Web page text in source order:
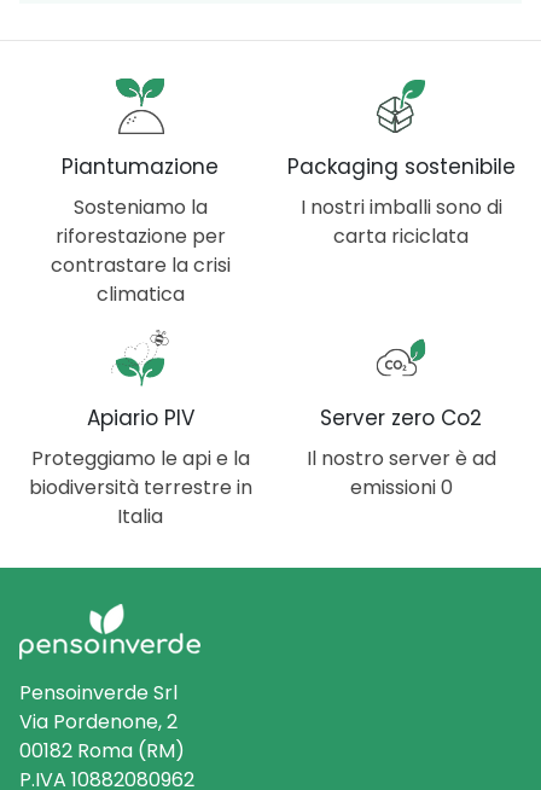
Piantumazione
Sosteniamo la
riforestazione per
contrastare la crisi
climatica
Packaging sostenibile
I nostri imballi sono di
carta riciclata
Apiario PIV
Proteggiamo le api e la
biodiversità terrestre in
Italia
Server zero Co2
Il nostro server è ad
emissioni 0
Pensoinverde Srl
Via Pordenone, 2
00182 Roma (RM)
P.IVA 10882080962